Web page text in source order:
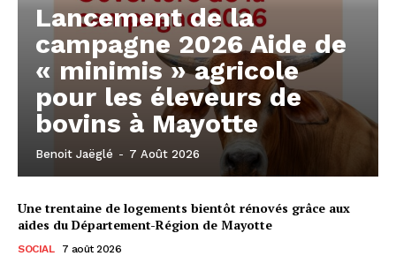
Lancement de la
campagne 2026 Aide de
« minimis » agricole
pour les éleveurs de
bovins à Mayotte
Benoit Jaëglé - 7 Août 2026
Une trentaine de logements bientôt rénovés grâce aux
aides du Département-Région de Mayotte
SOCIAL 7 août 2026